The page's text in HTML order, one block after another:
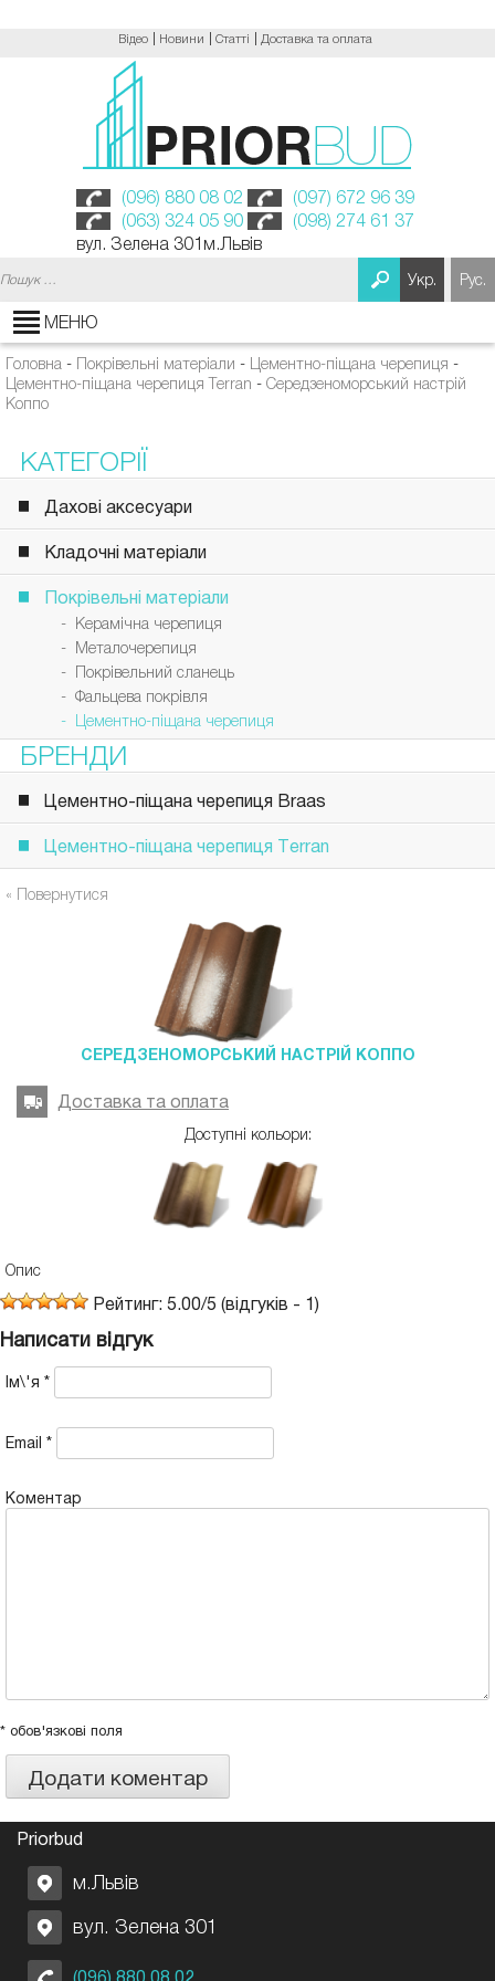
Відео Новини Статті Доставка та оплата
(096) 880 08 02
(097) 672 96 39
(063) 324 05 90
(098) 274 61 37
вул. Зелена 301м.Львів
Укр. Рус.
МЕНЮ
Головна - Покрівельні матеріали - Цементно-піщана черепиця -
Цементно-піщана черепиця Terran - Середзеноморський настрій
Коппо
КАТЕГОРІЇ
Дахові аксесуари
Кладочні матеріали
Покрівельні матеріали
- Керамічна черепиця
- Металочерепиця
- Покрівельний сланець
- Фальцева покрівля
- Цементно-піщана черепиця
БРЕНДИ
Цементно-піщана черепиця Braas
Цементно-піщана черепиця Terran
« Повернутися
СЕРЕДЗЕНОМОРСЬКИЙ НАСТРІЙ КОППО
Доставка та оплата
Доступні кольори:
Опис
Рейтинг: 5.00/5 (відгуків - 1)
Написати відгук
Ім\'я *
Email *
Коментар
* обов'язкові поля
Priorbud
м.Львів
вул. Зелена 301
(096) 880 08 02